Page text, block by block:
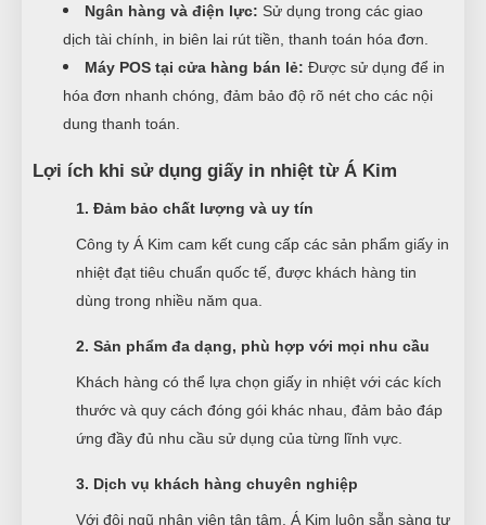
Ngân hàng và điện lực: Sử dụng trong các giao
dịch tài chính, in biên lai rút tiền, thanh toán hóa đơn.
Máy POS tại cửa hàng bán lẻ: Được sử dụng để in
hóa đơn nhanh chóng, đảm bảo độ rõ nét cho các nội
dung thanh toán.
Lợi ích khi sử dụng giấy in nhiệt từ Á Kim
1. Đảm bảo chất lượng và uy tín
Công ty Á Kim cam kết cung cấp các sản phẩm giấy in
nhiệt đạt tiêu chuẩn quốc tế, được khách hàng tin
dùng trong nhiều năm qua.
2. Sản phẩm đa dạng, phù hợp với mọi nhu cầu
Khách hàng có thể lựa chọn giấy in nhiệt với các kích
thước và quy cách đóng gói khác nhau, đảm bảo đáp
ứng đầy đủ nhu cầu sử dụng của từng lĩnh vực.
3. Dịch vụ khách hàng chuyên nghiệp
Với đội ngũ nhân viên tận tâm, Á Kim luôn sẵn sàng tư